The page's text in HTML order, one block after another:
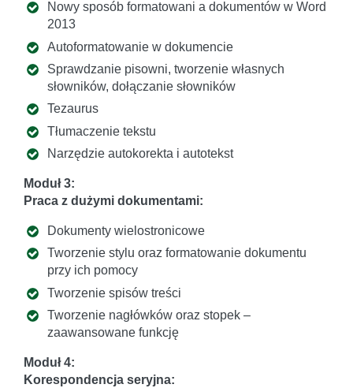
Nowy sposób formatowani a dokumentów w Word
2013
Autoformatowanie w dokumencie
Sprawdzanie pisowni, tworzenie własnych
słowników, dołączanie słowników
Tezaurus
Tłumaczenie tekstu
Narzędzie autokorekta i autotekst
Moduł 3:
Praca z dużymi dokumentami:
Dokumenty wielostronicowe
Tworzenie stylu oraz formatowanie dokumentu
przy ich pomocy
Tworzenie spisów treści
Tworzenie nagłówków oraz stopek –
zaawansowane funkcję
Moduł 4:
Korespondencja seryjna: